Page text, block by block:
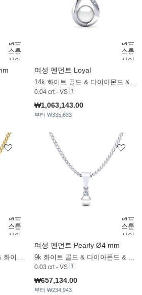
여성 펜던트 Loyal
14k 화이트 골드 & 다이아몬드 & 화이트 진주
0.04 crt - VS
₩1,063,143.00
부터 ₩335,633
옐로우-14k & 다이아몬드 & 화이트 진주
여성 펜던트 Pearly Ø4 mm
9k 화이트 골드 & 다이아몬드 & 화이트 진주
0.03 crt - VS
₩657,134.00
부터 ₩234,943